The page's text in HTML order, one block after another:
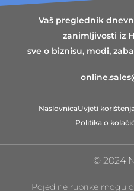
Vaš preglednik
zanimljivosti iz
sve o biznisu, modi,
NaslovnicaUvjeti korištenja
Politika o
© 2024
Pojedine rubrike mogu